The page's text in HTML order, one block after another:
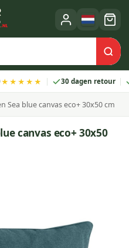
30 dagen retour 2
Sea blue canvas eco+ 30x50 cm
canvas eco+ 30x50